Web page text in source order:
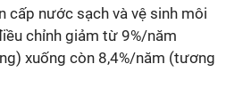
cấp nước sạch và vệ sinh môi
chỉnh giảm từ 9%/năm
xuống còn 8,4%/năm (tương